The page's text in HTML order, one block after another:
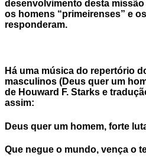
desenvolvimento desta
os homens “primeirenses” e
responderam.
Há uma música do repertório
masculinos (Deus quer um
de Houward F. Starks e
assim:
Deus quer um homem, forte
Que negue o mundo, vença o